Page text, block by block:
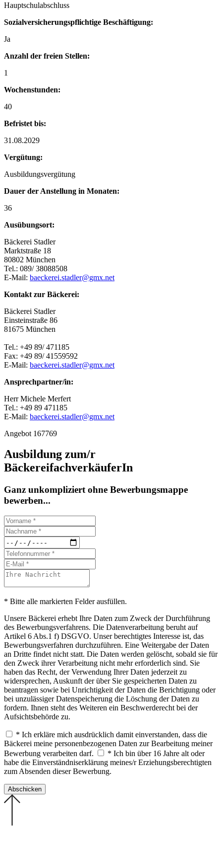
Hauptschulabschluss
Sozialversicherungspflichtige Beschäftigung:
Ja
Anzahl der freien Stellen:
1
Wochenstunden:
40
Befristet bis:
31.08.2029
Vergütung:
Ausbildungsvergütung
Dauer der Anstellung in Monaten:
36
Ausübungsort:
Bäckerei Stadler
Marktstraße 18
80802 München
Tel.: 089/ 38088508
E-Mail: baeckerei.stadler@gmx.net
Kontakt zur Bäckerei:
Bäckerei Stadler
Einsteinstraße 86
81675 München
Tel.: +49 89/ 471185
Fax: +49 89/ 41559592
E-Mail: baeckerei.stadler@gmx.net
Ansprechpartner/in:
Herr Michele Merfert
Tel.: +49 89 471185
E-Mail: baeckerei.stadler@gmx.net
Angebot 167769
Ausbildung zum/r
BäckereifachverkäuferIn
Ganz unkompliziert ohne Bewerbungsmappe
bewerben...
* Bitte alle markierten Felder ausfüllen.
Unsere Bäckerei erhebt Ihre Daten zum Zweck der Durchführung
des Bewerbungsverfahrens. Die Datenverarbeitung beruht auf
Artikel 6 Abs.1 f) DSGVO. Unser berechtigtes Interesse ist, das
Bewerbungsverfahren durchzuführen. Eine Weitergabe der Daten
an Dritte findet nicht statt. Die Daten werden gelöscht, sobald sie für
den Zweck ihrer Verarbeitung nicht mehr erforderlich sind. Sie
haben das Recht, der Verwendung Ihrer Daten jederzeit zu
widersprechen, Auskunft der über Sie gespeicherten Daten zu
beantragen sowie bei Unrichtigkeit der Daten die Berichtigung oder
bei unzulässiger Datenspeicherung die Löschung der Daten zu
fordern. Ihnen steht des Weiteren ein Beschwerderecht bei der
Aufsichtsbehörde zu.
* Ich erkläre mich ausdrücklich damit einverstanden, dass die
Bäckerei meine personenbezogenen Daten zur Bearbeitung meiner
Bewerbung verarbeiten darf.
* Ich bin über 16 Jahre alt oder
habe die Einverständniserklärung meines/r Erziehungsberechtigten
zum Absenden dieser Bewerbung.